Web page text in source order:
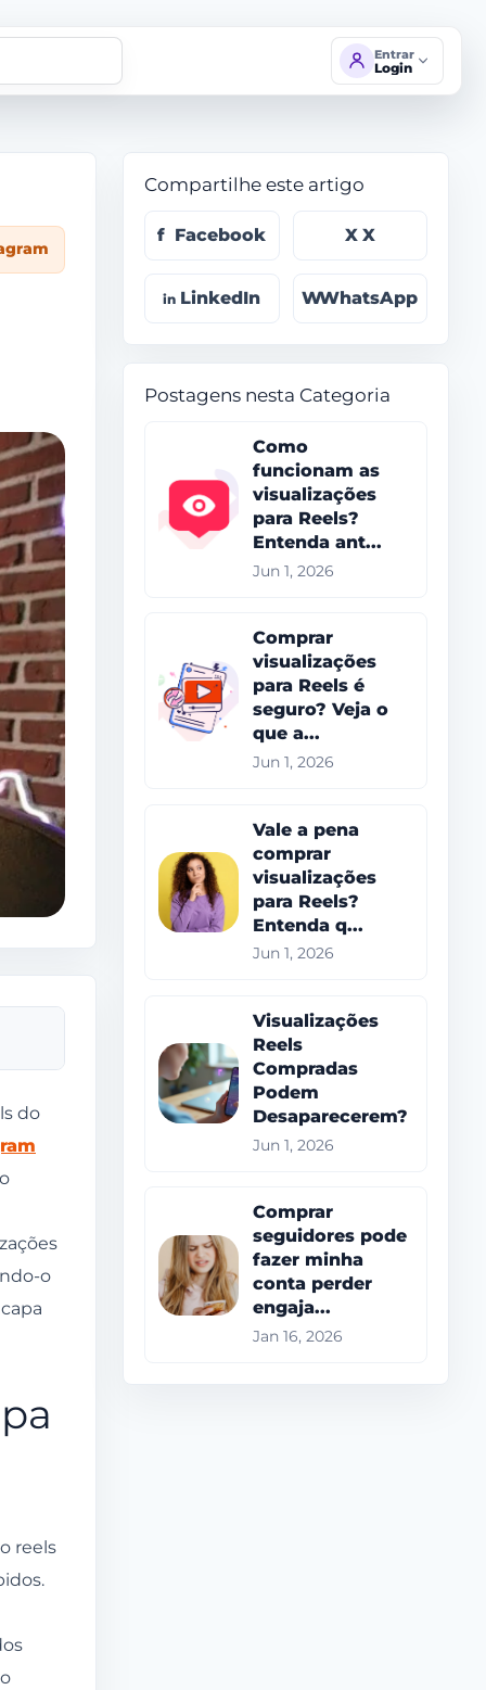
Entrar
Login
do
o
reels
Compartilhe este artigo
Facebook X
LinkedIn WhatsApp
Postagens nesta Categoria
Como
funcionam as
visualizações
para Reels?
Entenda ant...
Jun 1, 2026
Comprar
visualizações
para Reels é
seguro? Veja o
que a...
Jun 1, 2026
Vale a pena
comprar
visualizações
para Reels?
Entenda q...
Jun 1, 2026
Visualizações
Reels
Compradas
Podem
Desaparecerem?
Jun 1, 2026
Comprar
seguidores pode
fazer minha
conta perder
engaja...
Jan 16, 2026